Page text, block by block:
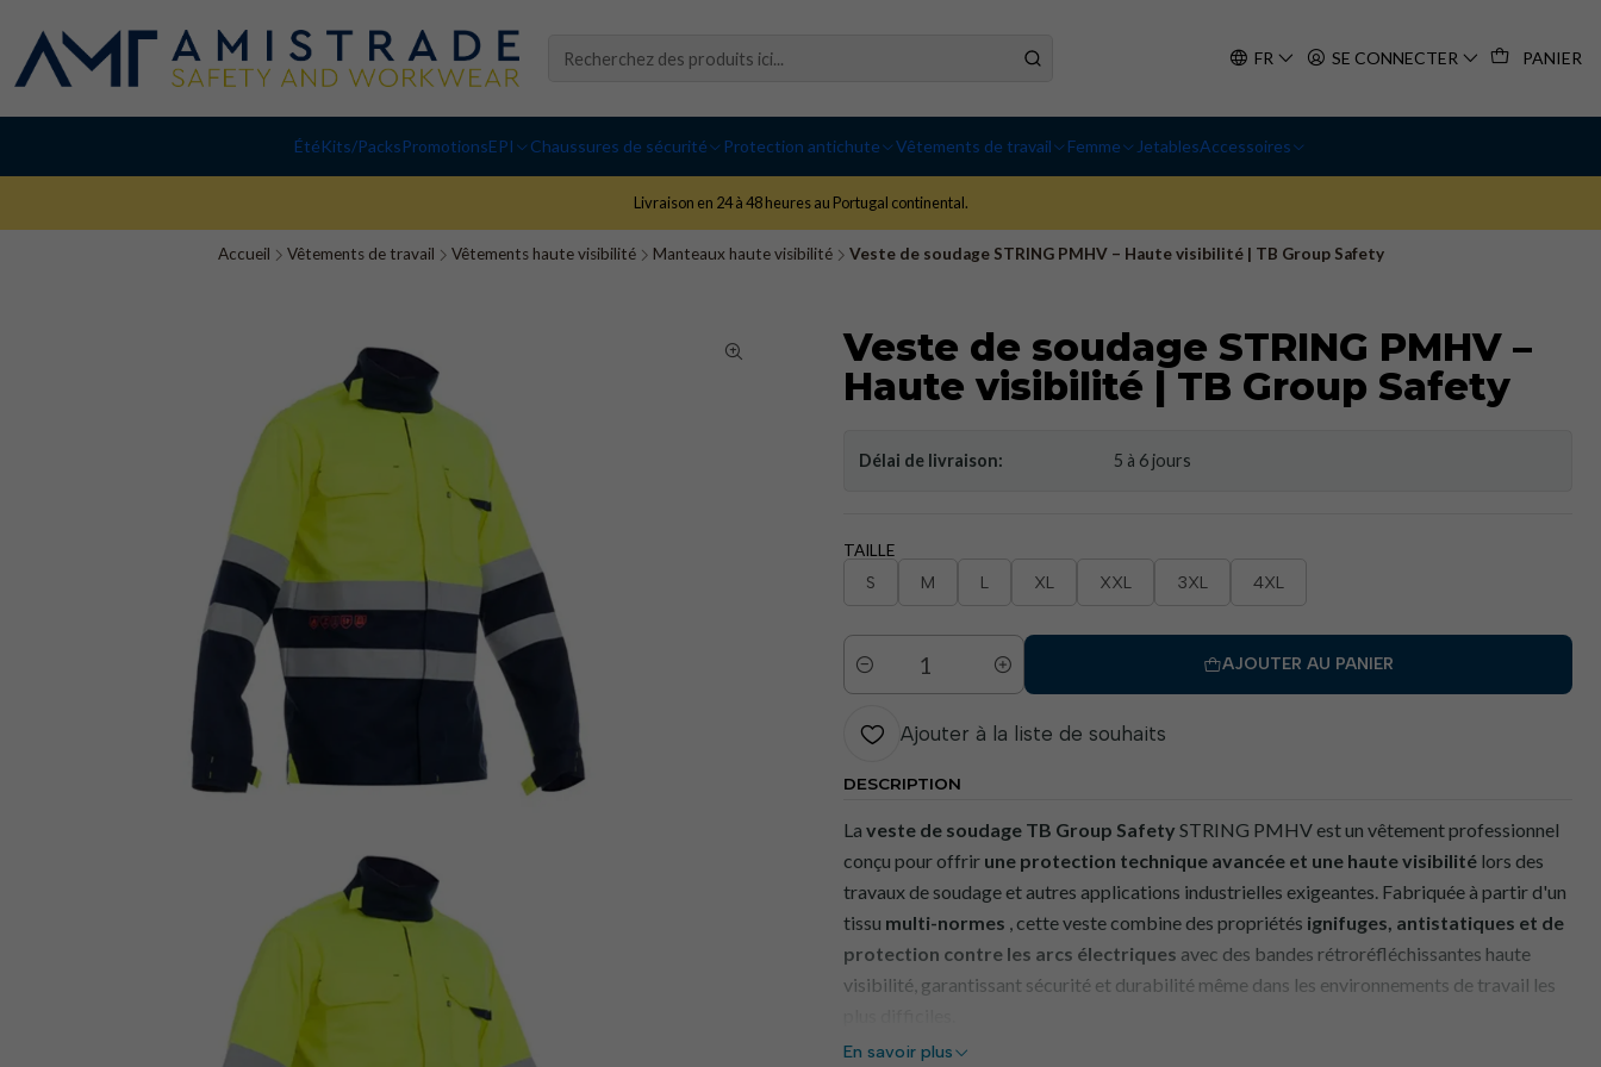
FR SE CONNECTER PANIER
ÉtéKits/PacksPromotionsEPI Chaussures de sécurité Protection antichute Vêtements de travail Femme JetablesAccessoires
Livraison en 24 à 48 heures au Portugal continental.
Accueil Vêtements de travail Vêtements haute visibilité Manteaux haute visibilité Veste de soudage STRING PMHV – Haute visibilité | TB Group Safety
Veste de soudage STRING PMHV –
Haute visibilité | TB Group Safety
Délai de livraison: 5 à 6 jours
TAILLE
S M L XL XXL 3XL 4XL
Quantité
AJOUTER AU PANIER
Ajouter à la liste de souhaits
DESCRIPTION
La veste de soudage TB Group Safety STRING PMHV est un vêtement professionnel
conçu pour offrir une protection technique avancée et une haute visibilité lors des
travaux de soudage et autres applications industrielles exigeantes. Fabriquée à partir d'un
tissu multi-normes , cette veste combine des propriétés ignifuges, antistatiques et de
protection contre les arcs électriques avec des bandes rétroréfléchissantes haute
visibilité, garantissant sécurité et durabilité même dans les environnements de travail les
En savoir plus